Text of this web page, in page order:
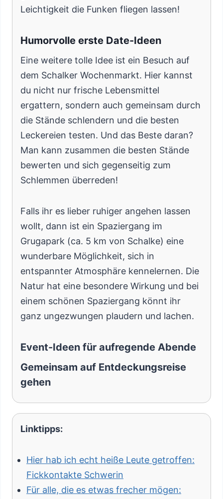
Leichtigkeit die Funken fliegen lassen!
Humorvolle erste Date-Ideen
Eine weitere tolle Idee ist ein Besuch auf
dem Schalker Wochenmarkt. Hier kannst
du nicht nur frische Lebensmittel
ergattern, sondern auch gemeinsam durch
die Stände schlendern und die besten
Leckereien testen. Und das Beste daran?
Man kann zusammen die besten Stände
bewerten und sich gegenseitig zum
Schlemmen überreden!
Falls ihr es lieber ruhiger angehen lassen
wollt, dann ist ein Spaziergang im
Grugapark (ca. 5 km von Schalke) eine
wunderbare Möglichkeit, sich in
entspannter Atmosphäre kennelernen. Die
Natur hat eine besondere Wirkung und bei
einem schönen Spaziergang könnt ihr
ganz ungezwungen plaudern und lachen.
Event-Ideen für aufregende Abende
Gemeinsam auf Entdeckungsreise
gehen
Linktipps:
Hier hab ich echt heiße Leute getroffen:
Fickkontakte Schwerin
Für alle, die es etwas frecher mögen: